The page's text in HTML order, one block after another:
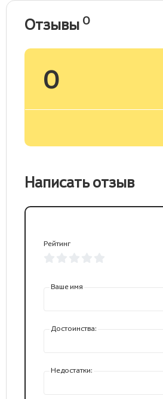
Отзывы 0
0
Написать отзыв
Рейтинг
Ваше имя
Достоинства:
Недостатки: